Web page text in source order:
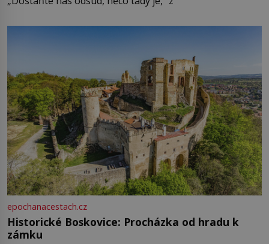
epochanacestach.cz
Historické Boskovice: Procházka od hradu k
zámku